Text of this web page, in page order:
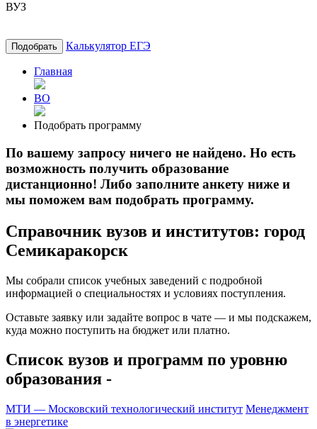
ВУЗ
Подобрать Калькулятор ЕГЭ
Главная
ВО
Подобрать программу
По вашему запросу ничего не найдено. Но есть
возможность получить образование
дистанционно! Либо заполните анкету ниже и
мы поможем вам подобрать программу.
Справочник вузов и институтов: город
Семикаракорск
Мы собрали список учебных заведений с подробной
информацией о специальностях и условиях поступления.
Оставьте заявку или задайте вопрос в чате — и мы подскажем,
куда можно поступить на бюджет или платно.
Список вузов и программ по уровню
образования -
МТИ — Московский технологический институт Менеджмент
в энергетике